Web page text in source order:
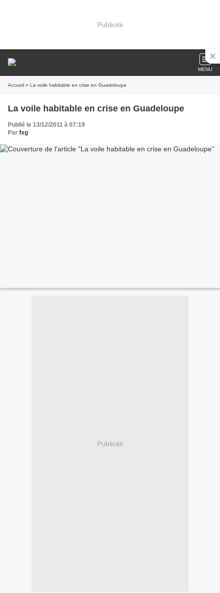
Publicité
MENU
Accueil » La voile habitable en crise en Guadeloupe
La voile habitable en crise en Guadeloupe
Publié le 13/12/2011 à 07:19
Par fxg
Publicité